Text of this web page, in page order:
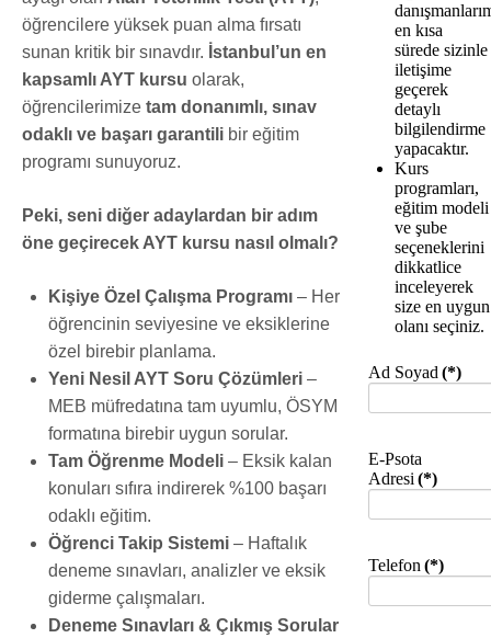
öğrencilere yüksek puan alma fırsatı
sunan kritik bir sınavdır. İstanbul’un en
kapsamlı AYT kursu olarak,
öğrencilerimize tam donanımlı, sınav
odaklı ve başarı garantili bir eğitim
programı sunuyoruz.
Peki, seni diğer adaylardan bir adım
öne geçirecek AYT kursu nasıl olmalı?
Kişiye Özel Çalışma Programı – Her
öğrencinin seviyesine ve eksiklerine
özel birebir planlama.
Yeni Nesil AYT Soru Çözümleri –
MEB müfredatına tam uyumlu, ÖSYM
formatına birebir uygun sorular.
Tam Öğrenme Modeli – Eksik kalan
konuları sıfıra indirerek %100 başarı
odaklı eğitim.
Öğrenci Takip Sistemi – Haftalık
deneme sınavları, analizler ve eksik
giderme çalışmaları.
Deneme Sınavları & Çıkmış Sorular
en kısa
sürede sizinle
iletişime
geçerek
detaylı
bilgilendirme
yapacaktır.
Kurs
programları,
eğitim modeli
ve şube
seçeneklerini
dikkatlice
inceleyerek
size en uygun
olanı seçiniz.
Ad Soyad (*)
E-Psota
Adresi (*)
Telefon (*)